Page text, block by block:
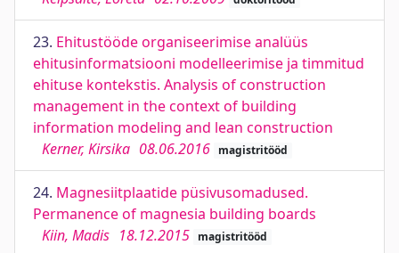
23. Ehitustööde organiseerimise analüüs
ehitusinformatsiooni modelleerimise ja timmitud
ehituse kontekstis. Analysis of construction
management in the context of building
information modeling and lean construction
Kerner, Kirsika 08.06.2016 magistritööd
24. Magnesiitplaatide püsivusomadused.
Permanence of magnesia building boards
Kiin, Madis 18.12.2015 magistritööd